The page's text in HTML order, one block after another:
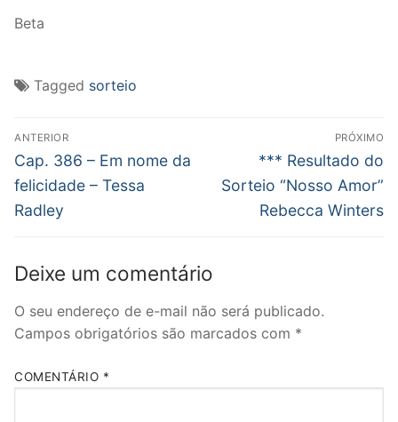
Beta
Tagged sorteio
Navegação
de
Post
ANTERIOR
Post
anterior:
Cap. 386 – Em nome da
felicidade – Tessa
Radley
PRÓXIMO
Próximo
post:
*** Resultado do
Sorteio “Nosso Amor”
Rebecca Winters
Deixe um comentário
O seu endereço de e-mail não será publicado.
Campos obrigatórios são marcados com *
COMENTÁRIO *